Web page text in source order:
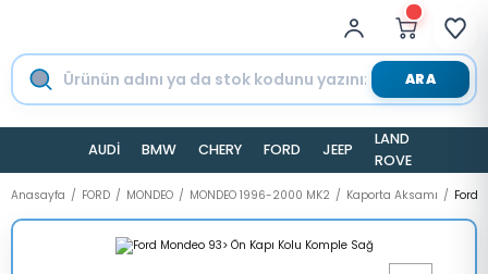
ARA
AUDİ BMW CHERY FORD JEEP
LAND
ROVER
Anasayfa FORD MONDEO MONDEO 1996-2000 MK2 Kaporta Aksamı Ford